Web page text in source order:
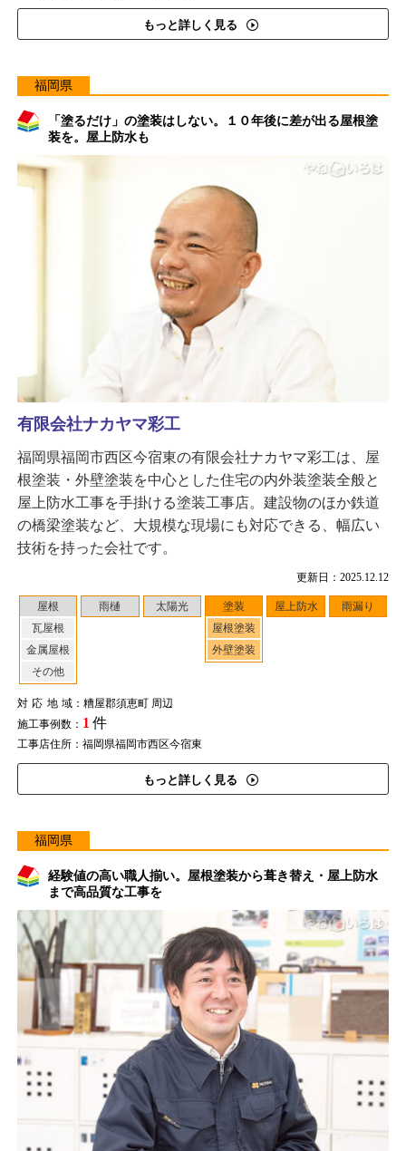
もっと詳しく見る
福岡県
「塗るだけ」の塗装はしない。１０年後に差が出る屋根塗
装を。屋上防水も
更新日：2025.12.12
屋根
瓦屋根
金属屋根
その他
雨樋 太陽光
塗装
屋根塗装
外壁塗装
屋上防水 雨漏り
対応地域：糟屋郡須恵町 周辺
施工事例数： 1 件
工事店住所：福岡県福岡市西区今宿東
もっと詳しく見る
有限会社ナカヤマ彩工
福岡県福岡市西区今宿東の有限会社ナカヤマ彩工は、屋
根塗装・外壁塗装を中心とした住宅の内外装塗装全般と
屋上防水工事を手掛ける塗装工事店。建設物のほか鉄道
の橋梁塗装など、大規模な現場にも対応できる、幅広い
技術を持った会社です。
福岡県
経験値の高い職人揃い。屋根塗装から葺き替え・屋上防水
まで高品質な工事を